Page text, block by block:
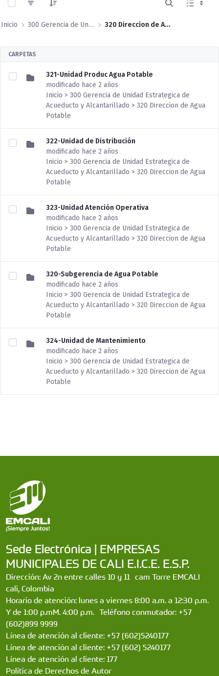
Inicio 300 Gerencia de Unidad Estrategica de Acueducto y Alcantarillado 320 Direccion de Agua Potable
CARPETAS
321-Unidad Produc Agua Potable
modificado hace 2 años
Inicio > 300 Gerencia de Unidad Estrategica de
Acueducto y Alcantarillado > 320 Direccion de Agua
Potable
322-Unidad de Distribución
modificado hace 2 años
Inicio > 300 Gerencia de Unidad Estrategica de
Acueducto y Alcantarillado > 320 Direccion de Agua
Potable
323-Unidad Atención Operativa
modificado hace 2 años
Inicio > 300 Gerencia de Unidad Estrategica de
Acueducto y Alcantarillado > 320 Direccion de Agua
Potable
320-Subgerencia de Agua Potable
modificado hace 2 años
Inicio > 300 Gerencia de Unidad Estrategica de
Acueducto y Alcantarillado > 320 Direccion de Agua
Potable
324-Unidad de Mantenimiento
modificado hace 2 años
Inicio > 300 Gerencia de Unidad Estrategica de
Acueducto y Alcantarillado > 320 Direccion de Agua
Potable
Sede Electrónica | EMPRESAS
MUNICIPALES DE CALI E.I.C.E. E.S.P.
Dirección: Av 2n entre calles 10 y 11 cam Torre EMCALI
cali, Colombia
Horario de atención: lunes a viernes 8:00 a.m. a 12:30 p.m.
Y de 1:00 p.mM. 4:00 p.m. Teléfono conmutador: +57
(602)899 9999
Línea de atención al cliente: +57 (602)5240177
Línea de atención al cliente: +57 (602) 5240177
Línea de atención al cliente: 177
Política de Derechos de Autor